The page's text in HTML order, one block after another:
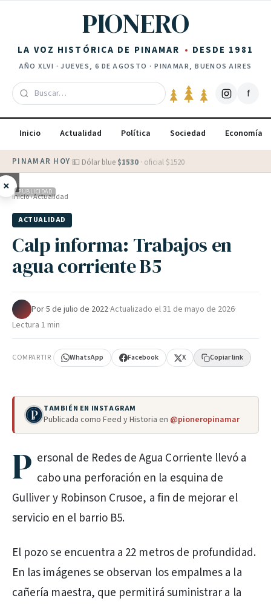
PIONERO
LA VOZ HISTÓRICA DE PINAMAR DESDE 1981
AÑOXLVI ·JUEVES, 6 DE AGOSTO · PINAMAR, BUENOS AIRES
f
Inicio Actualidad Política Sociedad Economía
PINAMAR HOY·💵 Dólar blue $1530 · oficial $1520
× PUBLICIDAD
Inicio›Actualidad
ACTUALIDAD
Calp informa: Trabajos en
agua corriente B5
Por·5 de julio de 2022·Actualizado el31 de mayo de 2026·
Lectura 1 min
COMPARTIR WhatsApp Facebook X Copiar link
TAMBIÉN EN INSTAGRAM
Publicada como Feed y Historia en @pioneropinamar
P ersonal de Redes de Agua Corriente llevó a
cabo una perforación en la esquina de
Gulliver y Robinson Crusoe, a fin de mejorar el
servicio en el barrio B5.
El pozo se encuentra a 22 metros de profundidad.
En las imágenes se observan los empalmes a la
cañería maestra, que permitirá suministrar a la